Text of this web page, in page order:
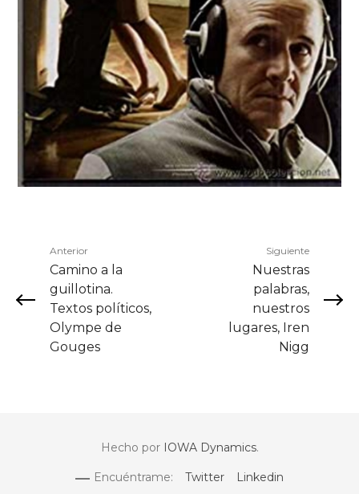
Anterior
Camino a la
guillotina.
Textos políticos,
Olympe de
Gouges
Siguiente
Nuestras
palabras,
nuestros
lugares, Iren
Nigg
Hecho por IOWA Dynamics.
Encuéntrame: Twitter Linkedin